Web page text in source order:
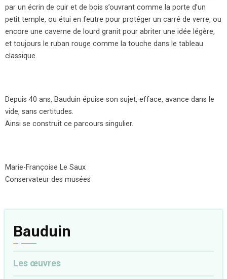
par un écrin de cuir et de bois s’ouvrant comme la porte d’un
petit temple, ou étui en feutre pour protéger un carré de verre, ou
encore une caverne de lourd granit pour abriter une idée légère,
et toujours le ruban rouge comme la touche dans le tableau
classique.
Depuis 40 ans, Bauduin épuise son sujet, efface, avance dans le
vide, sans certitudes.
Ainsi se construit ce parcours singulier.
Marie-Françoise Le Saux
Conservateur des musées
Bauduin
Les œuvres